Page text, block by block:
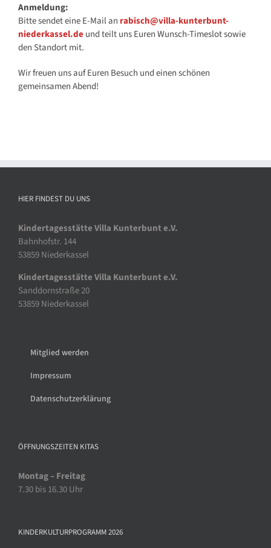
Anmeldung:
Bitte sendet eine E-Mail an rabisch@villa-kunterbunt-
niederkassel.deund teilt uns Euren Wunsch-Timeslot sowie
den Standort mit.
Wir freuen uns auf Euren Besuch und einen schönen
gemeinsamen Abend!
HIER FINDEST DU UNS
Kindertagesstätte Villa Kunterbunt e.V.
Bahnhofstr. 144
53859 Niederkassel
Kindertagesstätte Villa Kunterbunt e.V.
Sanddornstraße 20
53859 Niederkassel
Mitglied werden
Impressum
Datenschutzerklärung
ÖFFNUNGSZEITEN KITAS
Montag – Freitag
7.30 bis 16.30 Uhr
KINDERKULTURPROGRAMM 2026